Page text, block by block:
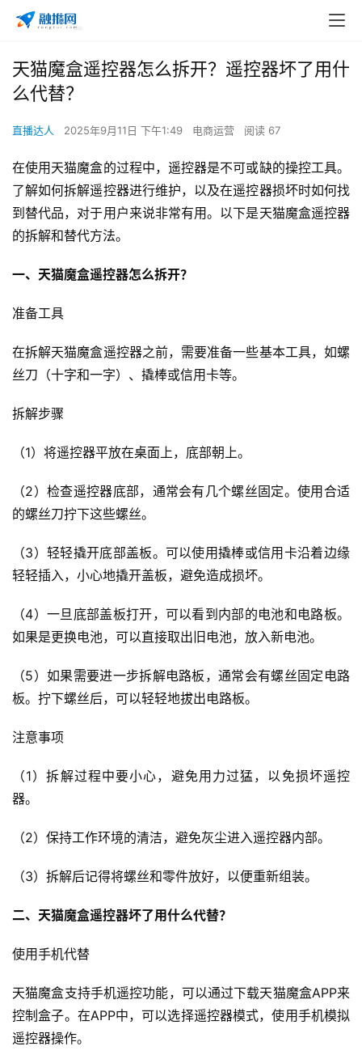
天猫魔盒遥控器怎么拆开？遥控器坏了用什
么代替？
直播达人 2025年9月11日 下午1:49 电商运营 阅读 67
在使用天猫魔盒的过程中，遥控器是不可或缺的操控工具。
了解如何拆解遥控器进行维护，以及在遥控器损坏时如何找
到替代品，对于用户来说非常有用。以下是天猫魔盒遥控器
的拆解和替代方法。
一、天猫魔盒遥控器怎么拆开？
准备工具
在拆解天猫魔盒遥控器之前，需要准备一些基本工具，如螺
丝刀（十字和一字）、撬棒或信用卡等。
拆解步骤
（1）将遥控器平放在桌面上，底部朝上。
（2）检查遥控器底部，通常会有几个螺丝固定。使用合适
的螺丝刀拧下这些螺丝。
（3）轻轻撬开底部盖板。可以使用撬棒或信用卡沿着边缘
轻轻插入，小心地撬开盖板，避免造成损坏。
（4）一旦底部盖板打开，可以看到内部的电池和电路板。
如果是更换电池，可以直接取出旧电池，放入新电池。
（5）如果需要进一步拆解电路板，通常会有螺丝固定电路
板。拧下螺丝后，可以轻轻地拔出电路板。
注意事项
（1）拆解过程中要小心，避免用力过猛，以免损坏遥控
器。
（2）保持工作环境的清洁，避免灰尘进入遥控器内部。
（3）拆解后记得将螺丝和零件放好，以便重新组装。
二、天猫魔盒遥控器坏了用什么代替？
使用手机代替
天猫魔盒支持手机遥控功能，可以通过下载天猫魔盒APP来
控制盒子。在APP中，可以选择遥控器模式，使用手机模拟
遥控器操作。